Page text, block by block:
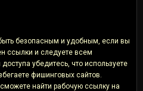
безопасным и удобным, если вы
ссылки и следуете всем
убедитесь, что используете
фишинговых сайтов.
найти рабочую ссылку на